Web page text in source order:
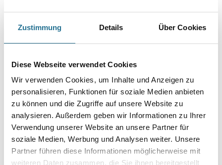
Zustimmung Details Über Cookies
Diese Webseite verwendet Cookies
Wir verwenden Cookies, um Inhalte und Anzeigen zu
personalisieren, Funktionen für soziale Medien anbieten
zu können und die Zugriffe auf unsere Website zu
analysieren. Außerdem geben wir Informationen zu Ihrer
Verwendung unserer Website an unsere Partner für
soziale Medien, Werbung und Analysen weiter. Unsere
Partner führen diese Informationen möglicherweise mit
weiteren Daten zusammen, die Sie ihnen bereitgestellt
Bitte einloggen, um Preise zu sehen
Art-Nr.:1065-900518
Umrechnungsfaktoren